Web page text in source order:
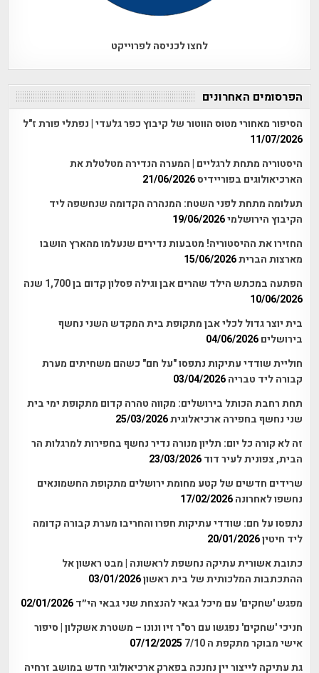
לחצו לכניסה לפרוייקט
הפרסומים האחרונים
הסיפור מאחורי מטוס הווטור של קיבוץ כפר גלעדי | נפתלי פורת ז"ל
11/07/2026
היסטוריה מתחת לרגליים | המערה הנדירה מטלטלת את
הארכיאולוגים בפוריידיס21/06/2026
תעלומה מתחת לפני השטח: המנהרה הקדומה שנחשפה ליד
הקיבוץ הירושלמי19/06/2026
החזירו את ההיסטוריה! מטבעות נדירים שנעלמו מהארץ הושבו
מארצות הברית15/06/2026
הפתעה במכתש הילד שהרים אבן וגילה פסלון קדום בן 1,700 שנה
10/06/2026
בית יוצר גדול לכלי אבן מתקופת בית המקדש השני נחשף
בירושלים 04/06/2026
חוליית שודדי עתיקות נתפסו "על חם" כשהם משחיתים מערת
קבורה ליד טבריה 03/04/2026
תחת רחבת הכותל בירושלים: מקווה טהרה קדום מתקופת ימי בית
שני נחשף בחפירה ארכיאלוגית25/03/2026
זה לא קורה כל יום: תליון מנורה נדיר נחשף בחפירות למרגלות הר
הבית, צפונית לעיר דוד 23/03/2026
שרידים חדשים של קטע מחומת ירושלים מתקופת החשמונאים
נחשפו לאחרונה 17/02/2026
נתפסו על חם: שודדי עתיקות חפרו והחריבו מערת קבורה קדומה
ליד חיטין20/01/2026
כתובת אשורית עתיקה נחשפת לראשונה | מבט ראשון אל
ההתכתבות המלכותית של בית ראשון03/01/2026
מפגש 'שחקים' עם מיכל גבאי להנצחת שני גבאי הי״ד 02/01/2026
חניכי 'שחקים' נפגשו עם רס"ר זיו ונונו – משטרת אשקלון | סיפור
אישי מבוקר מתקפת ה 7/10
07/12/2025
גת עתיקה לייצור יין נחנכה בפארק ארכיאולוגי חדש במושב זרחיה